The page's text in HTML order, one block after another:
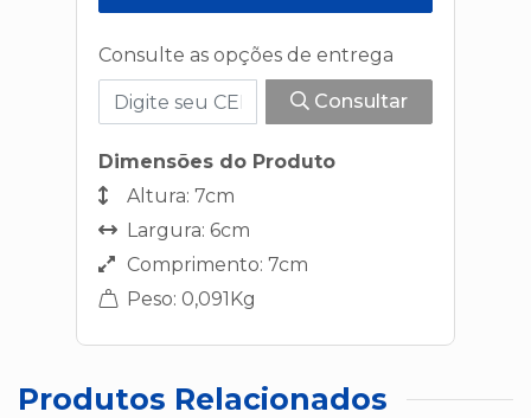
Consulte as opções de entrega
Consultar
Dimensões do Produto
Altura: 7cm
Largura: 6cm
Comprimento: 7cm
Peso: 0,091Kg
Produtos Relacionados